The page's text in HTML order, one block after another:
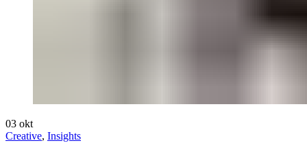
03 okt
Creative, Insights